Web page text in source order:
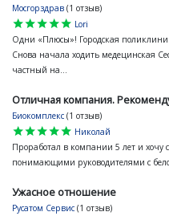
Мосгорздрав (1 отзыв)
star
star
star
star
star
Lori
Одни «Плюсы»! Городская
Снова начала ходить медецинская
частный на...
Отличная компания.
Биокомплекс (1 отзыв)
star
star
star
star
star
Николай
Проработал в компании 5 лет и хочу
понимающими руководителями с
Ужасное отношение
Русатом Сервис (1 отзыв)